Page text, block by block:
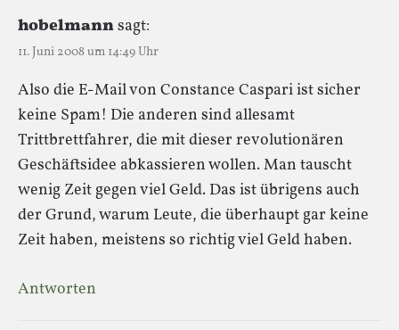
hobelmannsagt:
11. Juni 2008 um 14:49 Uhr
Also die E-Mail von Constance Caspari ist sicher
keine Spam! Die anderen sind allesamt
Trittbrettfahrer, die mit dieser revolutionären
Geschäftsidee abkassieren wollen. Man tauscht
wenig Zeit gegen viel Geld. Das ist übrigens auch
der Grund, warum Leute, die überhaupt gar keine
Zeit haben, meistens so richtig viel Geld haben.
Antworten